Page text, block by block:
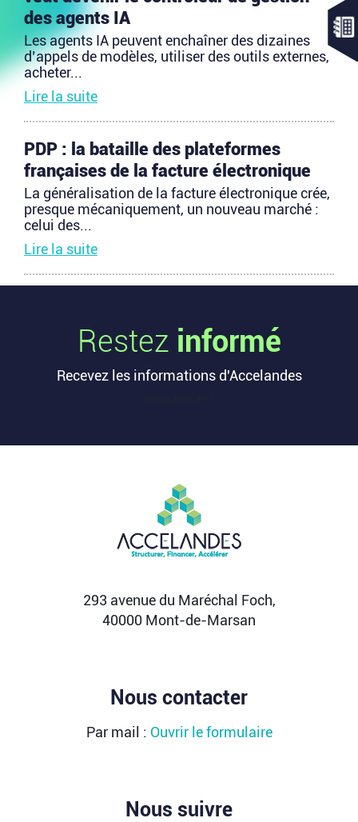
des agents IA
Les agents IA peuvent enchaîner des dizaines
d’appels de modèles, utiliser des outils externes,
acheter...
Lire la suite
PDP : la bataille des plateformes
françaises de la facture électronique
La généralisation de la facture électronique crée,
presque mécaniquement, un nouveau marché :
celui des...
Lire la suite
digitalise l’accompagnement des
voyageurs
Les formalités de voyage demeurent l’une des
zones les moins fluides de l’expérience
de l’argent dans une sortie à 2,25
milliards de dollars ?
Après avoir levé près de 1,4 milliard de dollars et
atteint une valorisation de 11,7 milliards fin
Lire la suite
Restez informé
Recevez les informations d'Accelandes
293 avenue du Maréchal Foch,
40000 Mont-de-Marsan
Nous contacter
Par mail : Ouvrir le formulaire
Nous suivre